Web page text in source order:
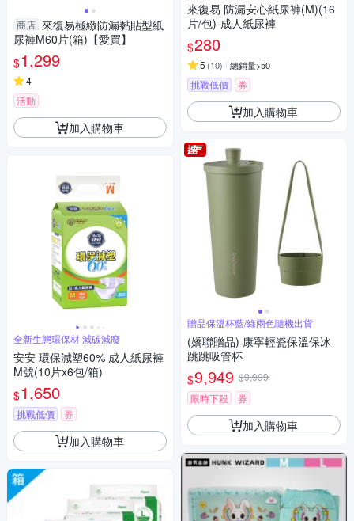
商店 來復易極緻防漏黏貼型紙
尿褲M60片(箱)【愛買】
$1,299
4
活動
加入購物車
全新生態環保材 減碳減廢
安安 環保減塑60% 成人紙尿褲
M號(10片x6包/箱)
$1,650
挑戰低價 券
加入購物車
來復易 防漏安心紙尿褲(M)(16
片/包)-成人紙尿褲
$280
5 (10) 總銷量>50
挑戰低價 券
加入購物車
贈品保溫杯藍/綠兩色隨機出貨
(嬌聯贈品) 康寧輕瓷保溫保冰
跳跳吸管杯
$9,949 $9,999
限時下殺
券
加入購物車